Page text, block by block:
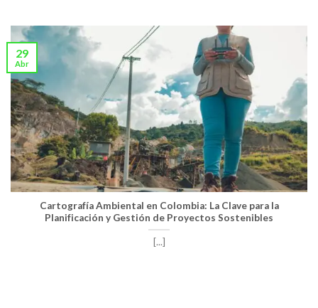
Cartografía Ambiental en Colombia: La Clave para la
Planificación y Gestión de Proyectos Sostenibles
[...]
29
Abr